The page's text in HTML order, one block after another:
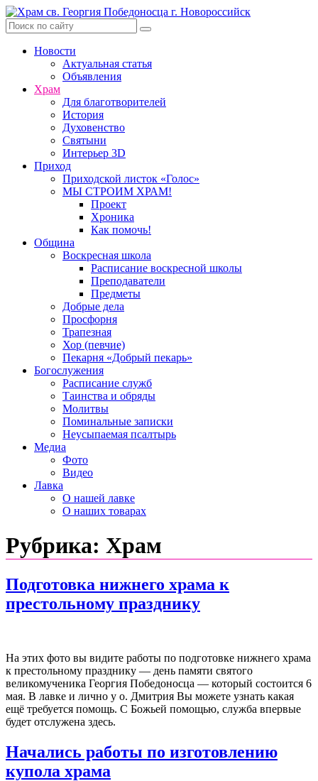
Skip
to
content
Новости
Актуальная статья
Объявления
Храм
Для благотворителей
История
Духовенство
Святыни
Интерьер 3D
Приход
Приходской листок «Голос»
МЫ СТРОИМ ХРАМ!
Проект
Хроника
Как помочь!
Община
Воскресная школа
Расписание воскресной школы
Преподаватели
Предметы
Добрые дела
Просфорня
Трапезная
Хор (певчие)
Пекарня «Добрый пекарь»
Богослужения
Расписание служб
Таинства и обряды
Молитвы
Поминальные записки
Неусыпаемая псалтырь
Медиа
Фото
Видео
Лавка
О нашей лавке
О наших товарах
Рубрика: Храм
Подготовка нижнего храма к
престольному празднику
На этих фото вы видите работы по подготовке нижнего храма
к престольному празднику — день памяти святого
великомученика Георгия Победоносца — который состоится 6
мая. В лавке и лично у о. Дмитрия Вы можете узнать какая
ещё требуется помощь. С Божьей помощью, служба впервые
будет отслужена здесь.
Начались работы по изготовлению
купола храма